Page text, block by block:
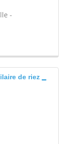
-
de riez